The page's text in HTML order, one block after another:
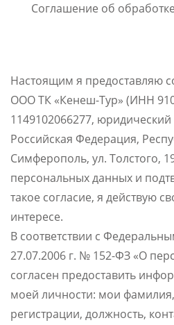
Соглашение об
Настоящим я предоставляю
ООО ТК «Кенеш-Тур» (ИНН
1149102066277, юридический
Российская Федерация,
Симферополь, ул. Толстого,
персональных данных и
такое согласие, я действую
интересе.
В соответствии с
27.07.2006 г. № 152-ФЗ «О
согласен предоставить
моей личности: мои
регистрации, должность,